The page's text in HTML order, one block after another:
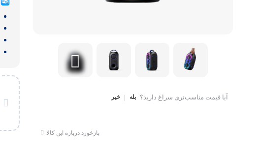
آیا قیمت مناسب‌تری سراغ دارید؟ بله | خیر
بازخورد درباره این کالا